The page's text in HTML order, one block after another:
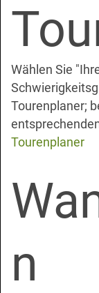
Wählen Sie
Tourenplaner;
Tourenplaner
n